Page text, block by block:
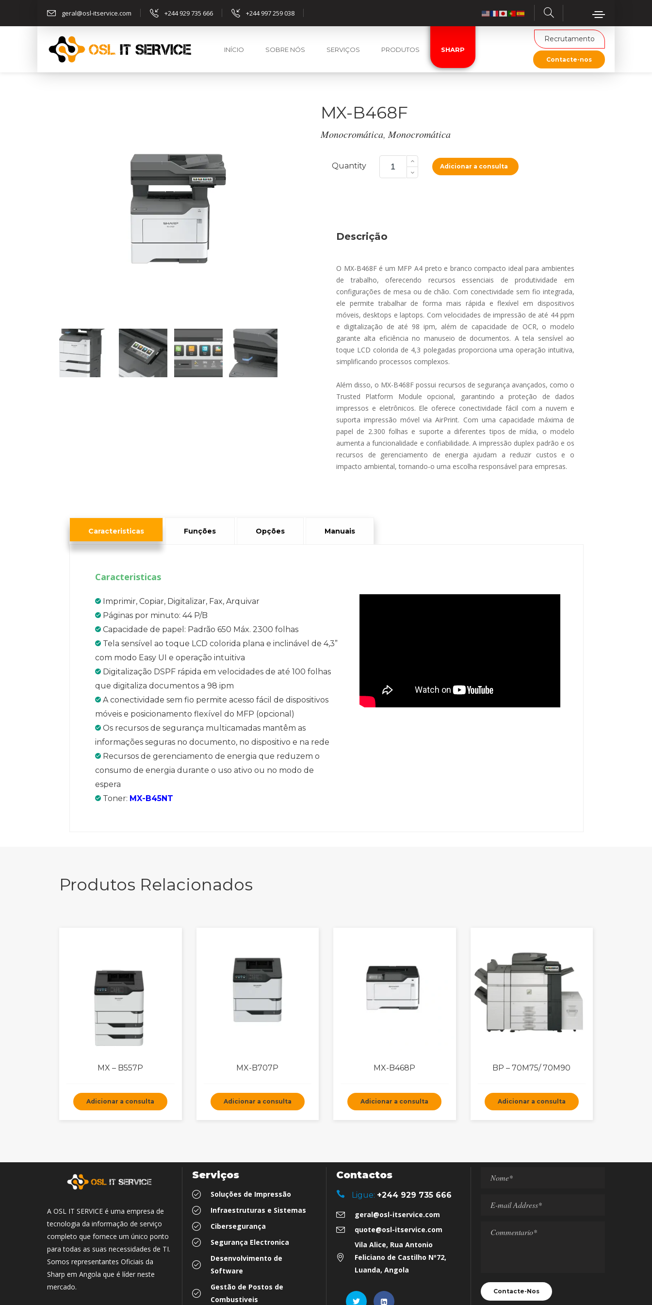
geral@osl-itservice.com +244 929 735 666 +244 997 259 038
INÍCIO SOBRE NÓS SERVIÇOS PRODUTOS SHARP
Recrutamento
Contacte-nos
MX-B468F
Monocromática, Monocromática
Quantity
MX-
B468F
quantity
Adicionar a consulta
Descrição
O MX-B468F é um MFP A4 preto e branco compacto ideal para ambientes
de trabalho, oferecendo recursos essenciais de produtividade em
configurações de mesa ou de chão. Com conectividade sem fio integrada,
ele permite trabalhar de forma mais rápida e flexível em dispositivos
móveis, desktops e laptops. Com velocidades de impressão de até 44 ppm
e digitalização de até 98 ipm, além de capacidade de OCR, o modelo
garante alta eficiência no manuseio de documentos. A tela sensível ao
toque LCD colorida de 4,3 polegadas proporciona uma operação intuitiva,
simplificando processos complexos.
Além disso, o MX-B468F possui recursos de segurança avançados, como o
Trusted Platform Module opcional, garantindo a proteção de dados
impressos e eletrônicos. Ele oferece conectividade fácil com a nuvem e
suporta impressão móvel via AirPrint. Com uma capacidade máxima de
papel de 2.300 folhas e suporte a diferentes tipos de mídia, o modelo
aumenta a funcionalidade e confiabilidade. A impressão duplex padrão e os
recursos de gerenciamento de energia ajudam a reduzir custos e o
impacto ambiental, tornando-o uma escolha responsável para empresas.
Caracteristicas Funções Opções Manuais
Caracteristicas
Imprimir, Copiar, Digitalizar, Fax, Arquivar
Páginas por minuto: 44 P/B
Capacidade de papel: Padrão 650 Máx. 2300 folhas
Tela sensível ao toque LCD colorida plana e inclinável de 4,3”
com modo Easy UI e operação intuitiva
Digitalização DSPF rápida em velocidades de até 100 folhas
que digitaliza documentos a 98 ipm
A conectividade sem fio permite acesso fácil de dispositivos
móveis e posicionamento flexível do MFP (opcional)
Os recursos de segurança multicamadas mantêm as
informações seguras no documento, no dispositivo e na rede
Recursos de gerenciamento de energia que reduzem o
consumo de energia durante o uso ativo ou no modo de
espera
Toner: MX-B45NT
Produtos Relacionados
MX – B557P
Adicionar a consulta
MX-B707P
Adicionar a consulta
MX-B468P
Adicionar a consulta
BP – 70M75/ 70M90
Adicionar a consulta
A OSL IT SERVICE é uma empresa de
tecnologia da informação de serviço
completo que fornece um único ponto
para todas as suas necessidades de TI.
Somos representantes Oficiais da
Sharp em Angola que é líder neste
mercado.
Serviços
Soluções de Impressão
Infraestruturas e Sistemas
Cibersegurança
Segurança Electronica
Desenvolvimento de
Software
Gestão de Postos de
Combustiveis
Contactos
Ligue: +244 929 735 666
geral@osl-itservice.com
quote@osl-itservice.com
Vila Alice, Rua Antonio
Feliciano de Castilho Nº72,
Luanda, Angola